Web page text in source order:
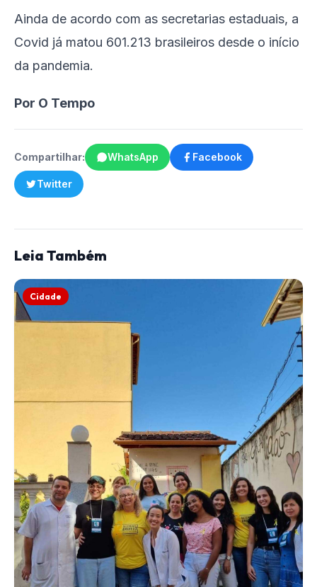
Ainda de acordo com as secretarias estaduais, a
Covid já matou 601.213 brasileiros desde o início
da pandemia.
Por O Tempo
Compartilhar: WhatsApp Facebook
Twitter
Leia Também
Cidade